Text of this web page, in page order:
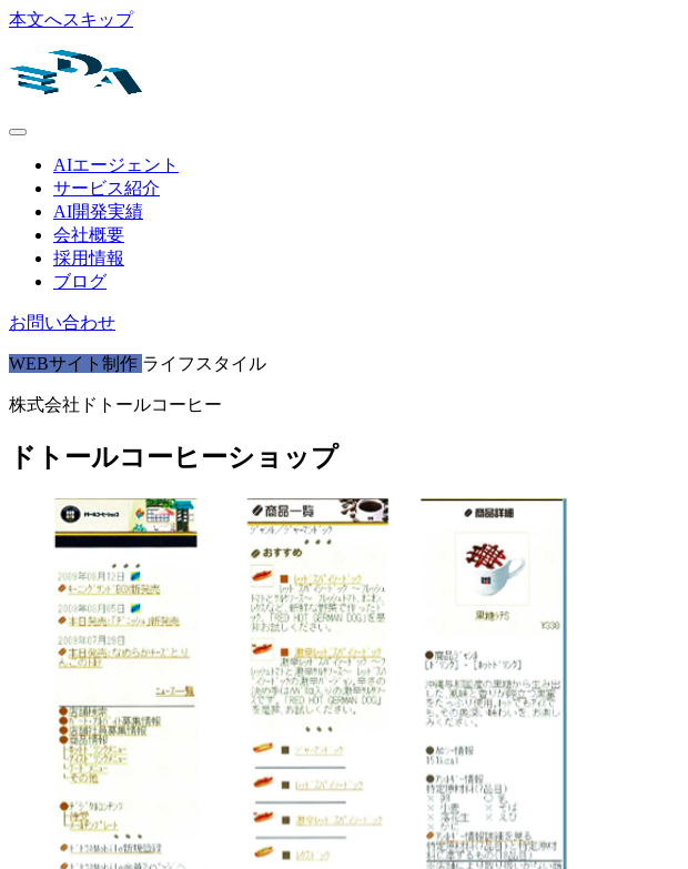
本文へスキップ
AIエージェント
サービス紹介
AI開発実績
会社概要
採用情報
ブログ
お問い合わせ
WEBサイト制作 ライフスタイル
株式会社ドトールコーヒー
ドトールコーヒーショップ